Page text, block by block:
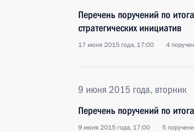
Перечень поручений по
стратегических инициатив
17 июня 2015 года, 17:00 4
9 июня 2015 года, вторник
Перечень поручений по
9 июня 2015 года, 17:00 5